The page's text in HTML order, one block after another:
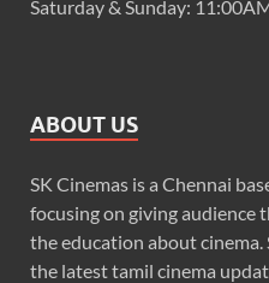
Saturday & Sunday:
ABOUT US
SK Cinemas is a Chennai
focusing on giving audience
the education about cinema.
the latest tamil cinema